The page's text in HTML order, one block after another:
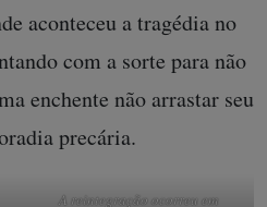
aconteceu a tragédia no
com a sorte para não
enchente não arrastar seu
precária.